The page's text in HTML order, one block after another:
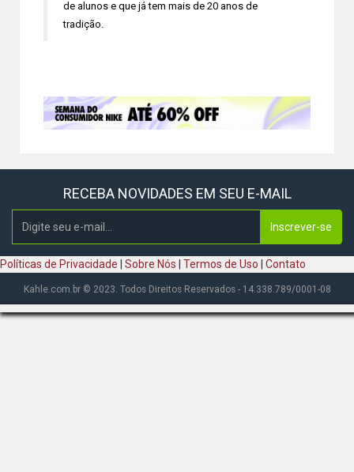
de alunos e que já tem mais de 20 anos de
tradição.
RECEBA NOVIDADES EM SEU E-MAIL
Inscrever-se
Políticas de Privacidade Sobre Nós Termos de Uso Contato
Kahle.com.br © 2023. Todos Direitos Reservados - 14.338.789/0001-08